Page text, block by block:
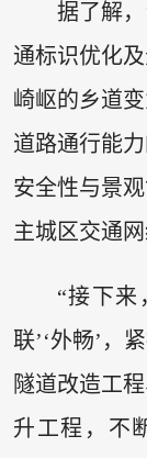
据了解
通标识优化
崎岖的乡道
道路通行能
安全性与景
主城区交通
“接下来
联’‘外畅’，
隧道改造工
升工程，不